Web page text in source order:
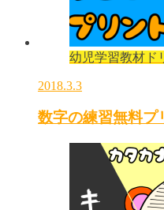
幼児学習教材ド
2018.3.3
数字の練習無料プ